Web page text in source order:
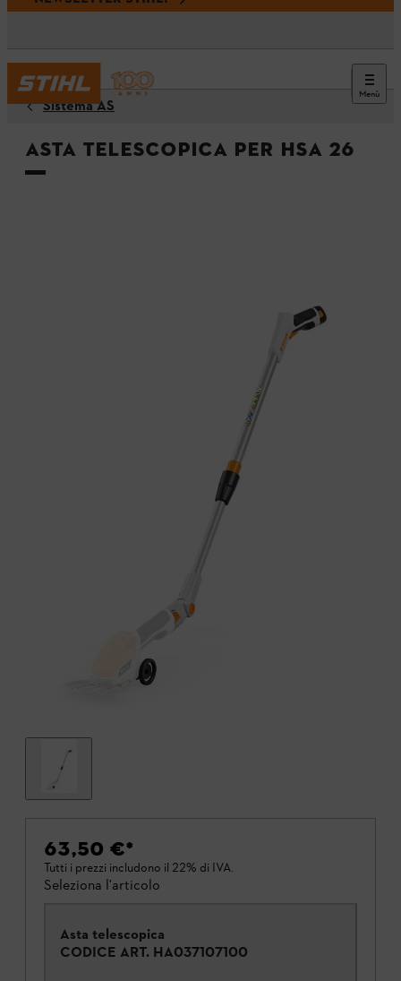
Menù
Sistema AS
Asta telescopica per HSA 26
63,50 €*
Tutti i prezzi includono il 22% di IVA.
Seleziona l'articolo
Asta telescopica
CODICE ART. HA037107100